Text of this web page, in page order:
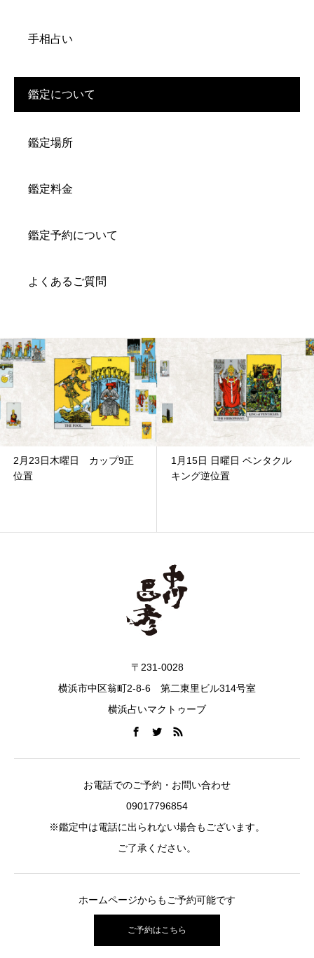
手相占い
鑑定について
鑑定場所
鑑定料金
鑑定予約について
よくあるご質問
2月23日木曜日 カップ9正
位置
1月15日 日曜日 ペンタクル
キング逆位置
〒231-0028
横浜市中区翁町2-8-6 第二東里ビル314号室
横浜占いマクトゥーブ
お電話でのご予約・お問い合わせ
09017796854
※鑑定中は電話に出られない場合もございます。
ご了承ください。
ホームページからもご予約可能です
ご予約はこちら